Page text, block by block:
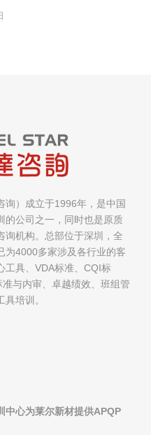
询）成立于1996年，是中国
的公司之一，同时也是原质
询机构。总部位于深圳，全
为4000多家涉及各行业的客
工具、VDA标准、CQI标
与内审、卓越绩效、班组管
培训。
中心为莱尔新材提供APQP